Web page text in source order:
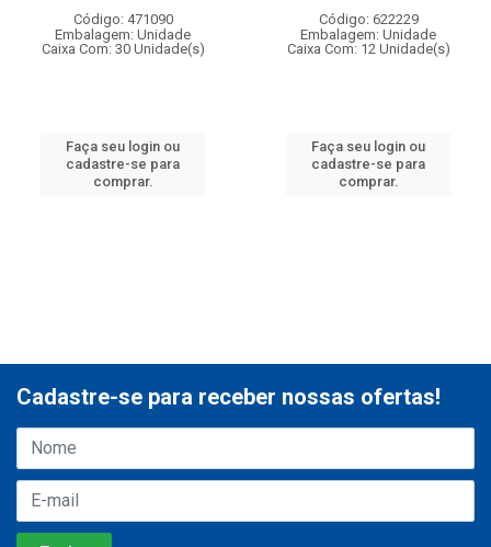
Código: 471090
Embalagem: Unidade
Caixa Com: 30 Unidade(s)
Faça seu login ou
cadastre-se para
comprar.
Código: 622229
Embalagem: Unidade
Caixa Com: 12 Unidade(s)
Faça seu login ou
cadastre-se para
comprar.
Cadastre-se para receber nossas ofertas!